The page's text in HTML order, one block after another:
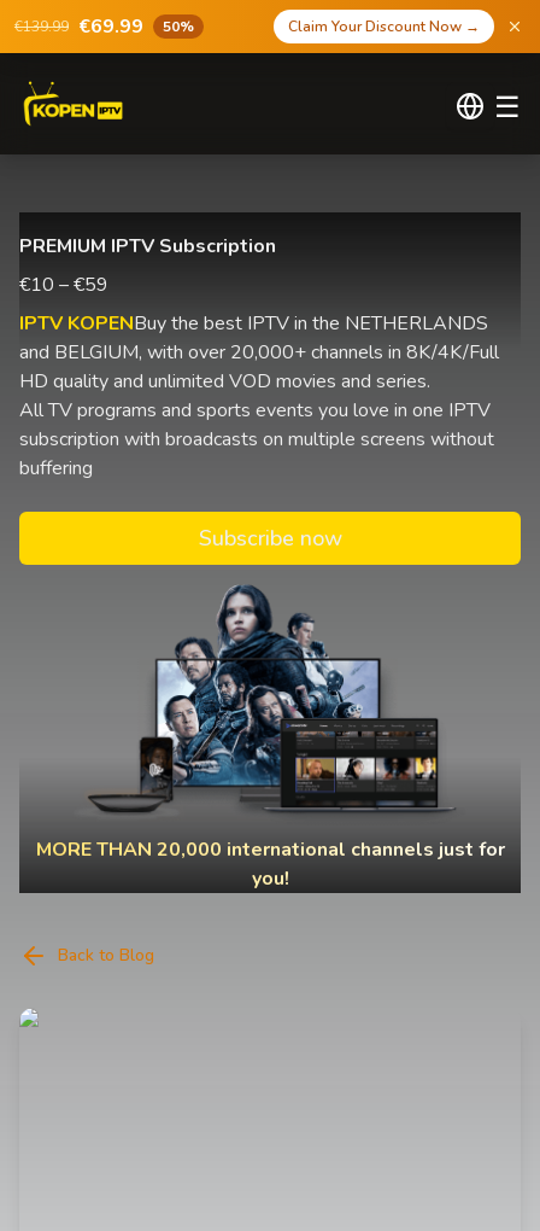
€139.99 €69.99 50% Claim Your Discount Now →
☰
PREMIUM IPTV Subscription
€10 – €59
IPTV KOPENBuy the best IPTV in the NETHERLANDS
and BELGIUM, with over 20,000+ channels in 8K/4K/Full
HD quality and unlimited VOD movies and series.
All TV programs and sports events you love in one IPTV
subscription with broadcasts on multiple screens without
buffering
Subscribe now
MORE THAN 20,000 international channels just for
you!
Back to Blog